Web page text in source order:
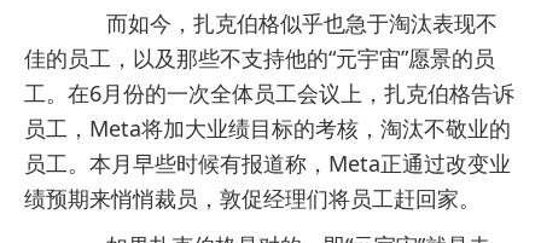
而如今，扎克伯格似乎也急于淘汰表现不
佳的员工，以及那些不支持他的“元宇宙”愿景的员
工。在6月份的一次全体员工会议上，扎克伯格告诉
员工，Meta将加大业绩目标的考核，淘汰不敬业的
员工。本月早些时候有报道称，Meta正通过改变业
绩预期来悄悄裁员，敦促经理们将员工赶回家。